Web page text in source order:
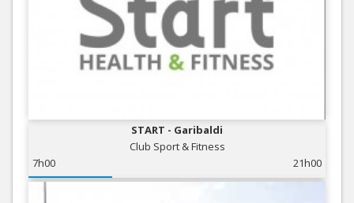
START - Garibaldi
Club Sport & Fitness
7h00
21h00